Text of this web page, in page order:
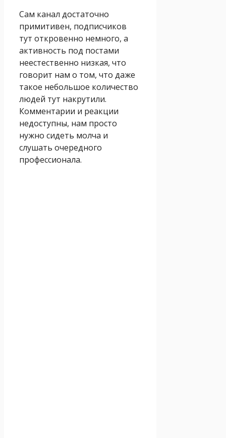
Сам канал достаточно
примитивен, подписчиков
тут откровенно немного, а
активность под постами
неестественно низкая, что
говорит нам о том, что даже
такое небольшое количество
людей тут накрутили.
Комментарии и реакции
недоступны, нам просто
нужно сидеть молча и
слушать очередного
профессионала.